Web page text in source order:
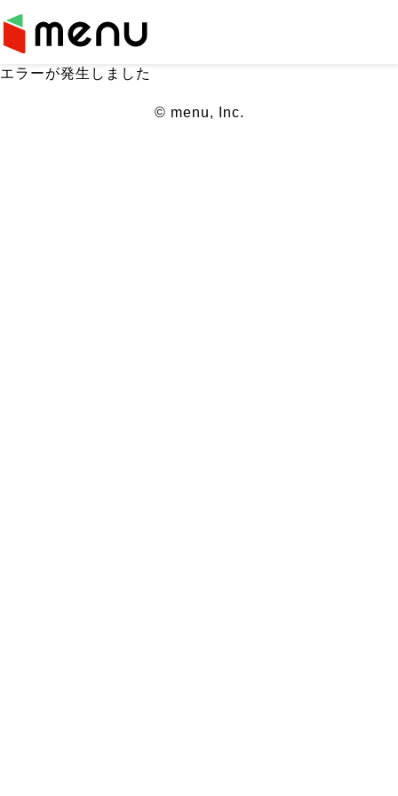
エラーが発生しました
© menu, Inc.